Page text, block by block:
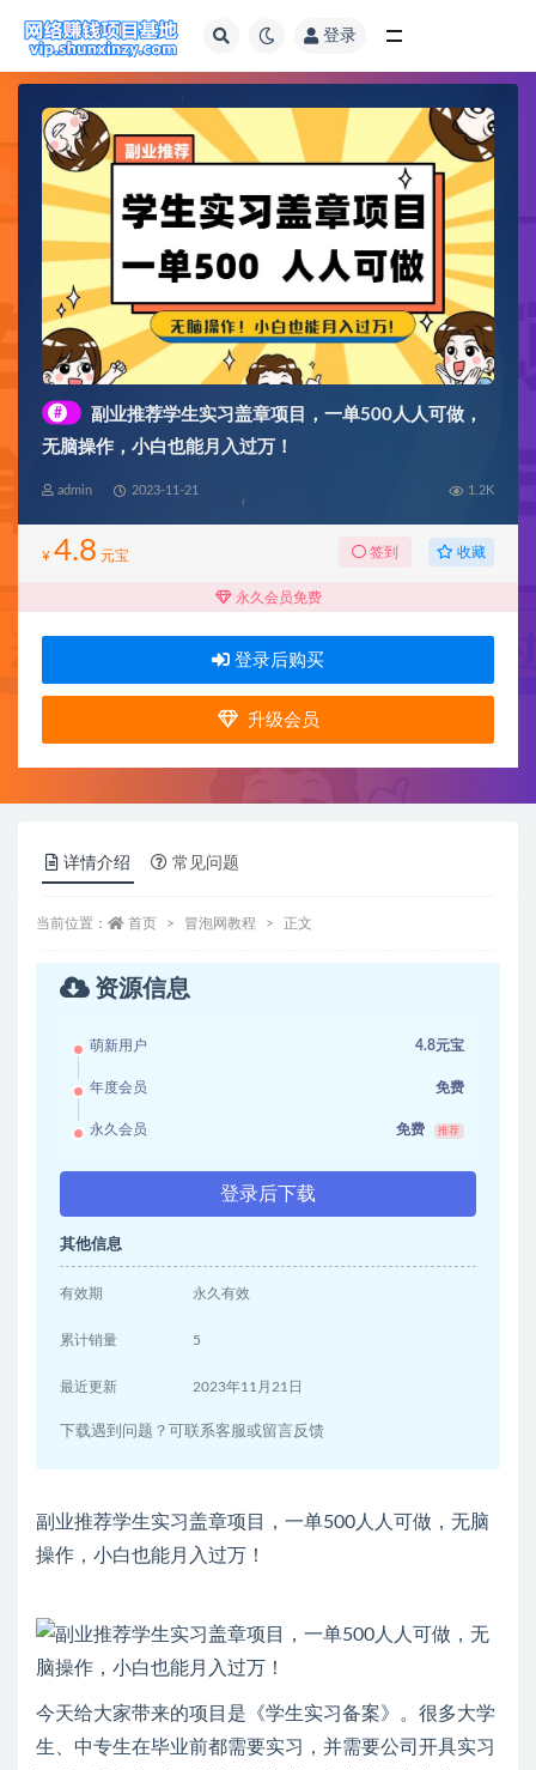
登录
#
副业推荐学生实习盖章项目，一单500人人可做，
无脑操作，小白也能月入过万！
admin 2023-11-21 1.2K
¥ 4.8 元宝 签到 收藏
永久会员免费
登录后购买
升级会员
详情介绍 常见问题
当前位置： 首页 冒泡网教程 正文
资源信息
萌新用户 4.8元宝
年度会员 免费
永久会员 免费 推荐
登录后下载
其他信息
有效期 永久有效
累计销量 5
最近更新 2023年11月21日
下载遇到问题？可联系客服或留言反馈
副业推荐学生实习盖章项目，一单500人人可做，无脑
操作，小白也能月入过万！
今天给大家带来的项目是《学生实习备案》。很多大学
生、中专生在毕业前都需要实习，并需要公司开具实习